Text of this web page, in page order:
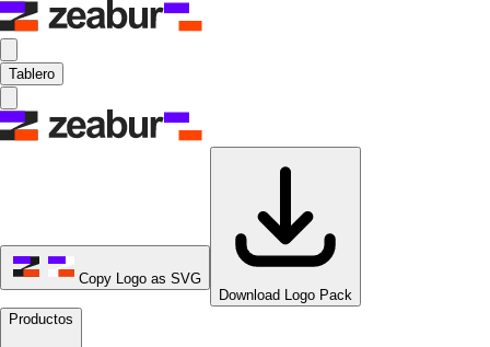
Tablero
Copy Logo as SVG
Download Logo Pack
Productos